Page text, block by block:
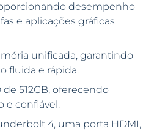
desempenho
e aplicações gráficas
unificada, garantindo
fluida e rápida.
de 512GB, oferecendo
e confiável.
4, uma porta HDMI,